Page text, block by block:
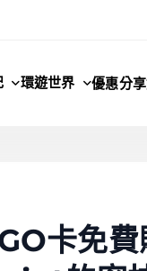
環遊世界 優惠分享
卡免費